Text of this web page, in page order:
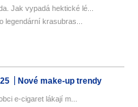
Jak vypadá hektické lé...
legendární krasubras...
Nové make-up trendy
e-cigaret lákají m...